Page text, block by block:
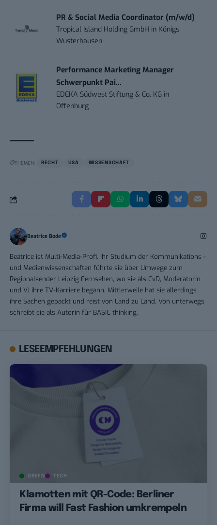
PR & Social Media Coordinator (m/w/d)
Tropical Island Holding GmbH in Königs
Wusterhausen
Performance Marketing Manager
Schwerpunkt Pai...
EDEKA Südwest Stiftung & Co. KG in
Offenburg
THEMEN: RECHT USA WISSENSCHAFT
Beatrice Bode
Beatrice ist Multi-Media-Profi. Ihr Studium der Kommunikations -
und Medienwissenschaften führte sie über Umwege zum
Regionalsender Leipzig Fernsehen, wo sie als CvD, Moderatorin
und VJ ihre TV-Karriere begann. Mittlerweile hat sie allerdings
ihre Sachen gepackt und reist von Land zu Land. Von unterwegs
schreibt sie als Autorin für BASIC thinking.
LESEEMPFEHLUNGEN
GREEN TECH
Klamotten mit QR-Code: Berliner
Firma will Fast Fashion umkrempeln